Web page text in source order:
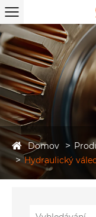
Domov
Hydraulický